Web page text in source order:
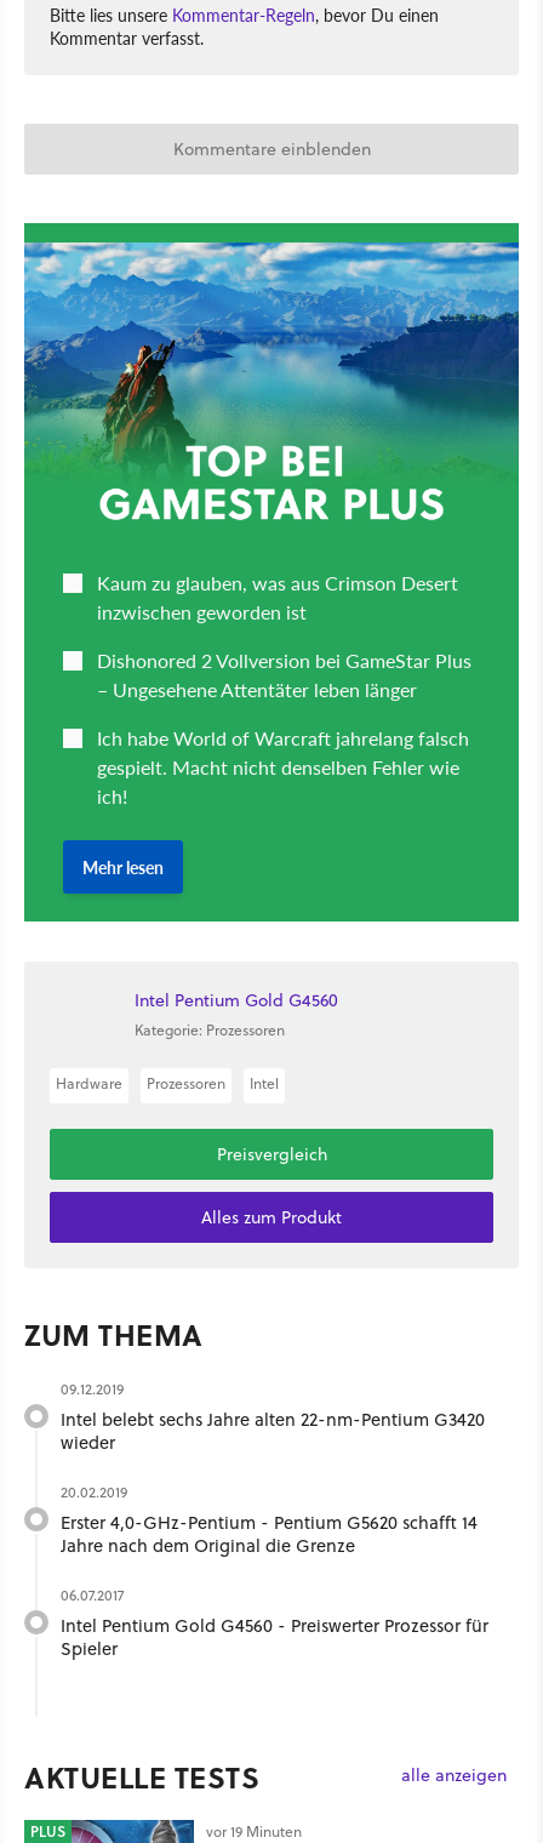
Bitte lies unsere Kommentar-Regeln, bevor Du einen
Kommentar verfasst.
Kommentare einblenden
Intel Pentium Gold G4560
Kategorie: Prozessoren
Hardware Prozessoren Intel
Preisvergleich
Alles zum Produkt
ZUM THEMA
09.12.2019
Intel belebt sechs Jahre alten 22-nm-Pentium G3420
wieder
20.02.2019
Erster 4,0-GHz-Pentium - Pentium G5620 schafft 14
Jahre nach dem Original die Grenze
06.07.2017
Intel Pentium Gold G4560 - Preiswerter Prozessor für
Spieler
AKTUELLE TESTS alle anzeigen
PLUS vor 19 Minuten